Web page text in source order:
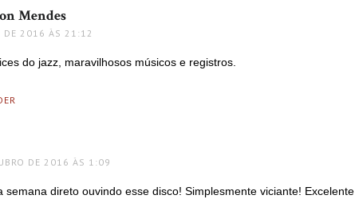
Mendes
DE 2016 ÀS 21:12
do jazz, maravilhosos músicos e registros.
DE 2016 ÀS 1:09
semana direto ouvindo esse disco! Simplesmente viciante! Excelente